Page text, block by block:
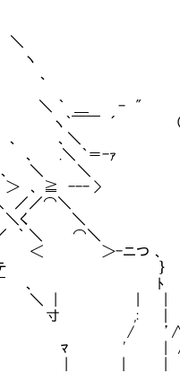
＿ - "
（判断はお上
、＼
、 .＼ ｀＝-ｧ
＼ ……了解した。
≧ --- >
⌒＼
＼く ＼
｀ ＼ ⌒＼
＜ ＞-ニつ 、
| ／ テ ｝
／ ￣￣ 、 ﾄ
＼ | | |
寸 ,: ｜
ｲﾘ /
/｜ ﾏ ' |
| | |